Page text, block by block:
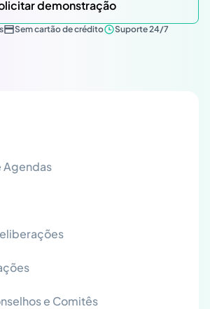
demonstração
Sem cartão de crédito Suporte 24/7
Agendas
e Comitês